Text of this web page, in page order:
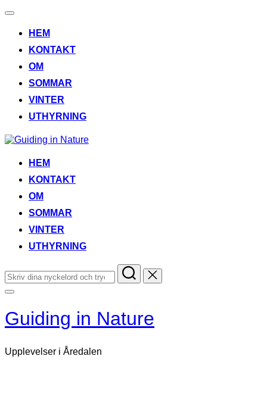
Slå
navigering
HEM
KONTAKT
OM
SOMMAR
VINTER
UTHYRNING
Hoppa
innehållHEM
KONTAKT
OM
SOMMAR
VINTER
UTHYRNING
Sök
efter:
Slå
sidopanel
och
Guiding in Nature
Upplevelser i Åredalen